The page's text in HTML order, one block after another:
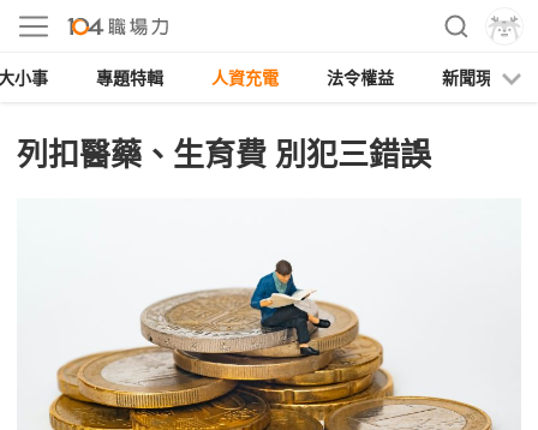
小事 專題特輯 人資充電 法令權益 新聞現場
列扣醫藥、生育費 別犯三錯誤